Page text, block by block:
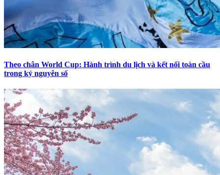
Theo chân World Cup: Hành trình du lịch và kết nối toàn cầu
trong kỷ nguyên số